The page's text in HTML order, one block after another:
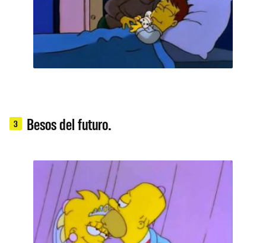
3 Besos del futuro.